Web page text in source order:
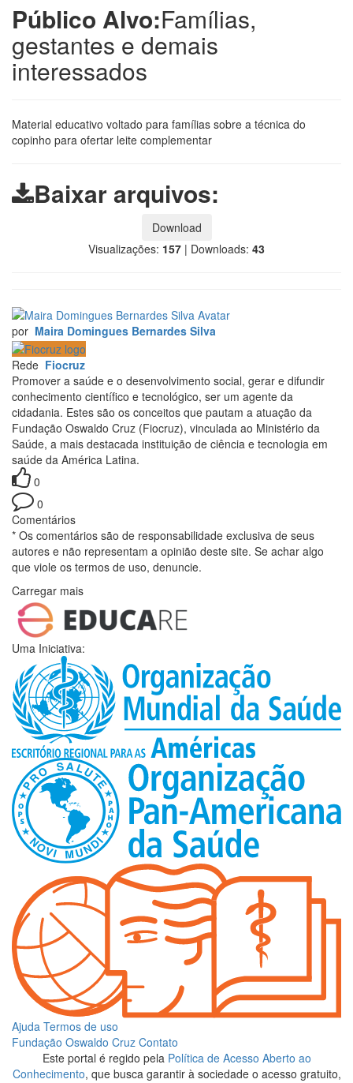
Público Alvo:Famílias,
gestantes e demais
interessados
Material educativo voltado para famílias sobre a técnica do
copinho para ofertar leite complementar
Baixar arquivos:
Download
Visualizações: 157 | Downloads: 43
por Maira Domingues Bernardes Silva
Rede Fiocruz
Promover a saúde e o desenvolvimento social, gerar e difundir
conhecimento científico e tecnológico, ser um agente da
cidadania. Estes são os conceitos que pautam a atuação da
Fundação Oswaldo Cruz (Fiocruz), vinculada ao Ministério da
Saúde, a mais destacada instituição de ciência e tecnologia em
saúde da América Latina.
0
0
Comentários
* Os comentários são de responsabilidade exclusiva de seus
autores e não representam a opinião deste site. Se achar algo
que viole os termos de uso, denuncie.
Carregar mais
Uma Iniciativa:
Ajuda Termos de uso
Fundação Oswaldo Cruz Contato
Este portal é regido pela Política de Acesso Aberto ao
Conhecimento, que busca garantir à sociedade o acesso gratuito,